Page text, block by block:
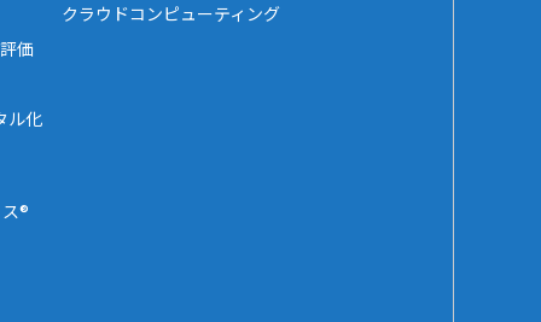
価
ル化
®
クラウドコンピューティング